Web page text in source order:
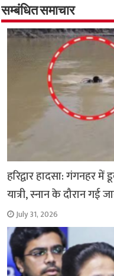
o
o
k
A
p
p
r
a
m
सम्बंधित समाचार
हरिद्वार हादसा: गंगनहर
यात्री, स्नान के दौरान गई
July 31, 2026